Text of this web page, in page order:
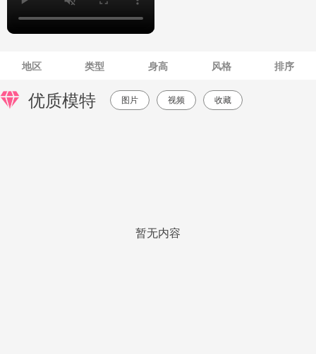
地区 类型 身高 风格 排序
优质模特 图片 视频 收藏
暂无内容